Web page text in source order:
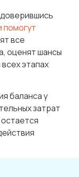
помогут
все
оценят шансы
этапах
баланса у
затрат